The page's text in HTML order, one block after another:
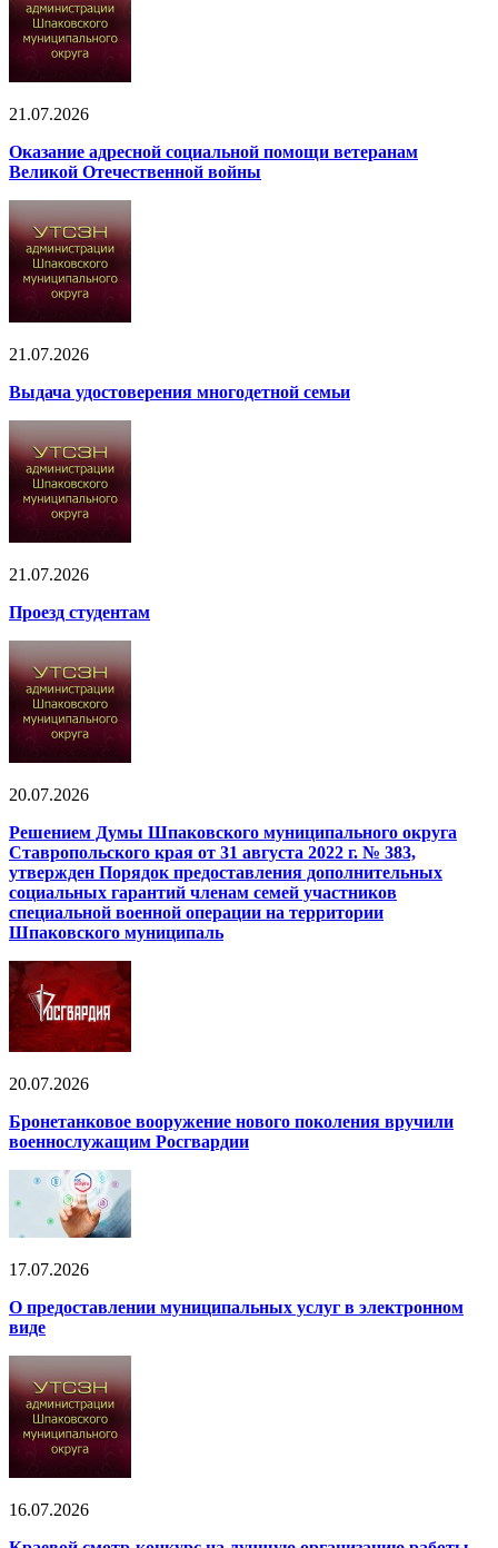
21.07.2026
Оказание адресной социальной помощи ветеранам
Великой Отечественной войны
21.07.2026
Выдача удостоверения многодетной семьи
21.07.2026
Проезд студентам
20.07.2026
Решением Думы Шпаковского муниципального округа
Ставропольского края от 31 августа 2022 г. № 383,
утвержден Порядок предоставления дополнительных
социальных гарантий членам семей участников
специальной военной операции на территории
Шпаковского муниципаль
20.07.2026
Бронетанковое вооружение нового поколения вручили
военнослужащим Росгвардии
17.07.2026
О предоставлении муниципальных услуг в электронном
виде
16.07.2026